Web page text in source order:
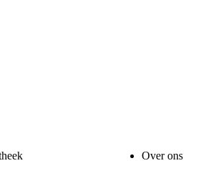
Over ons